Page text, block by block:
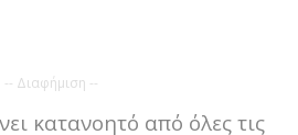
-- Διαφήμιση --
κατανοητό από όλες τις